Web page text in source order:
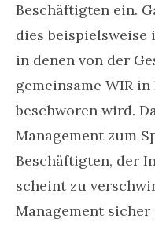
Beschäftigten ein.
dies beispielsweise
in denen von der
gemeinsame WIR
beschworen wird.
Management zum
Beschäftigten, der
scheint zu
Management